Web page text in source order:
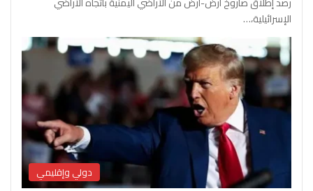
الإسرائيلية،…
دولي وإقليمي